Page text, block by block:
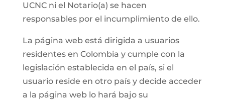
UCNC ni el Notario(a) se hacen
responsables por el incumplimiento de ello.
La página web está dirigida a usuarios
residentes en Colombia y cumple con la
legislación establecida en el país, si el
usuario reside en otro país y decide acceder
a la página web lo hará bajo su